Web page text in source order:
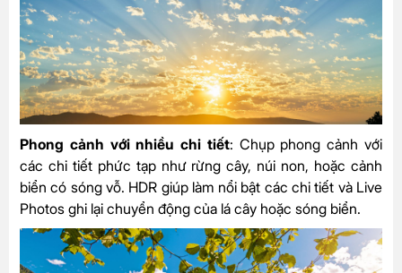
Phong cảnh với nhiều chi tiết: Chụp phong cảnh với
các chi tiết phức tạp như rừng cây, núi non, hoặc cảnh
biển có sóng vỗ. HDR giúp làm nổi bật các chi tiết và Live
Photos ghi lại chuyển động của lá cây hoặc sóng biển.